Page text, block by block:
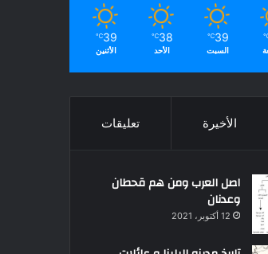
39
℃
السبت
38
℃
الأحد
39
℃
الأثنين
الأخيرة تعليقات
اصل العرب ومن هم قحطان
وعدنان
12 أكتوبر، 2021